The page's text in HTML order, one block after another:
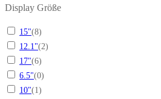
Display Größe
15"(8)
12.1"(2)
17"(6)
6.5"(0)
10"(1)